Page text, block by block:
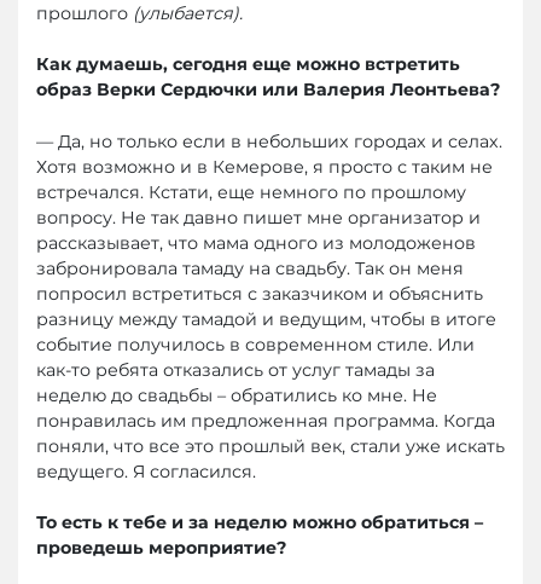
прошлого (улыбается).
Как думаешь, сегодня еще можно встретить
образ Верки Сердючки или Валерия Леонтьева?
— Да, но только если в небольших городах и селах.
Хотя возможно и в Кемерове, я просто с таким не
встречался. Кстати, еще немного по прошлому
вопросу. Не так давно пишет мне организатор и
рассказывает, что мама одного из молодоженов
забронировала тамаду на свадьбу. Так он меня
попросил встретиться с заказчиком и объяснить
разницу между тамадой и ведущим, чтобы в итоге
событие получилось в современном стиле. Или
как-то ребята отказались от услуг тамады за
неделю до свадьбы – обратились ко мне. Не
понравилась им предложенная программа. Когда
поняли, что все это прошлый век, стали уже искать
ведущего. Я согласился.
То есть к тебе и за неделю можно обратиться –
проведешь мероприятие?